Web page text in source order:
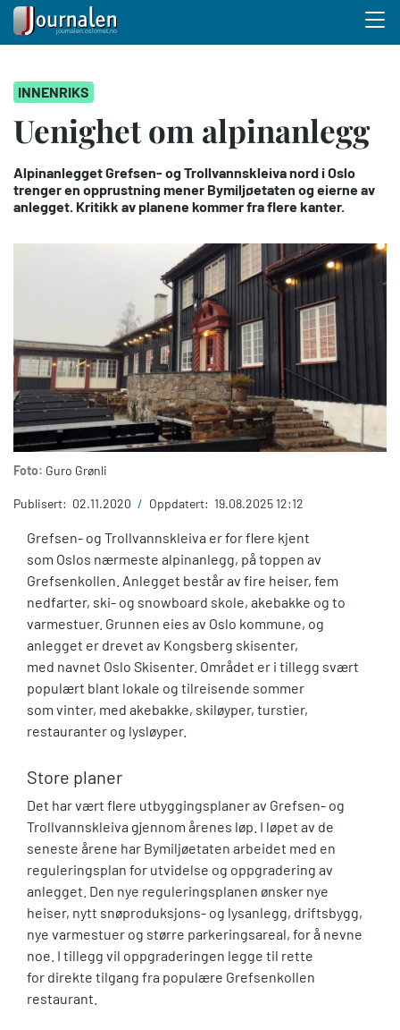
hovedinnhold
INNENRIKS
Uenighet om alpinanlegg
Alpinanlegget Grefsen- og Trollvannskleiva nord i Oslo
trenger en opprustning mener Bymiljøetaten og eierne av
anlegget. Kritikk av planene kommer fra flere kanter.
Foto: Guro Grønli
Publisert: 02.11.2020 / Oppdatert: 19.08.2025 12:12
Grefsen- og Trollvannskleiva er for flere kjent
som Oslos nærmeste alpinanlegg, på toppen av
Grefsenkollen. Anlegget består av fire heiser, fem
nedfarter, ski- og snowboard skole, akebakke og to
varmestuer. Grunnen eies av Oslo kommune, og
anlegget er drevet av Kongsberg skisenter,
med navnet Oslo Skisenter. Området er i tillegg svært
populært blant lokale og tilreisende sommer
som vinter, med akebakke, skiløyper, turstier,
restauranter og lysløyper.
Store planer
Det har vært flere utbyggingsplaner av Grefsen- og
Trollvannskleiva gjennom årenes løp. I løpet av de
seneste årene har Bymiljøetaten arbeidet med en
reguleringsplan for utvidelse og oppgradering av
anlegget. Den nye reguleringsplanen ønsker nye
heiser, nytt snøproduksjons- og lysanlegg, driftsbygg,
nye varmestuer og større parkeringsareal, for å nevne
noe. I tillegg vil oppgraderingen legge til rette
for direkte tilgang fra populære Grefsenkollen
restaurant.